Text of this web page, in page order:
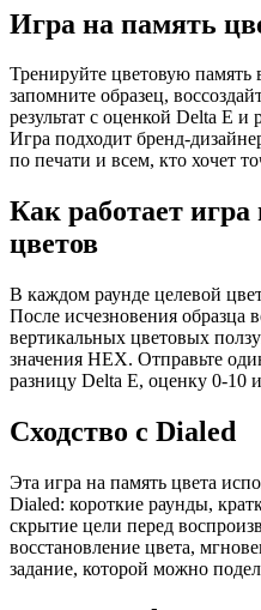
Игра на память
Тренируйте цветовую память
запомните образец,
результат с оценкой Delta E и
Игра подходит бренд-
по печати и всем, кто хочет
Как работает
цветов
В каждом раунде целевой
После исчезновения образца
вертикальных цветовых
значения HEX. Отправьте
разницу Delta E, оценку 0-10
Сходство с Dialed
Эта игра на память цвета
Dialed: короткие раунды,
скрытие цели перед
восстановление цвета,
задание, которой можно